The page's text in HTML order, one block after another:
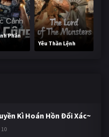
Phản
Yêu Thần Lệnh
Kì Hoán Hồn Đổi Xác~
10